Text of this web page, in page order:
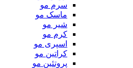
سرم مو
ماسک مو
شیر مو
کرم مو
اسپری مو
کراتین مو
پروتئین مو